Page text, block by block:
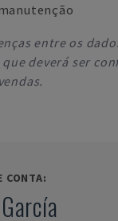
entre os
deverá ser
CONTA: